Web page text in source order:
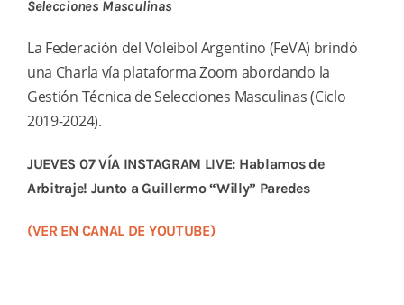
Selecciones Masculinas
La Federación del Voleibol Argentino (FeVA) brindó
una Charla vía plataforma Zoom abordando la
Gestión Técnica de Selecciones Masculinas (Ciclo
2019-2024).
JUEVES 07 VÍA INSTAGRAM LIVE: Hablamos de
Arbitraje! Junto a Guillermo “Willy” Paredes
(VER EN CANAL DE YOUTUBE)